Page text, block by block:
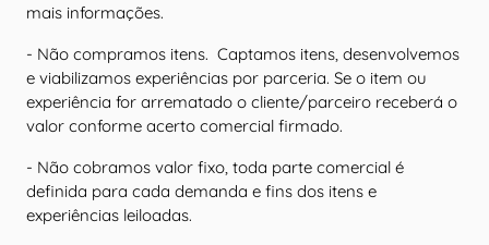
mais informações.
- Não compramos itens. Captamos itens, desenvolvemos
e viabilizamos experiências por parceria. Se o item ou
experiência for arrematado o cliente/parceiro receberá o
valor conforme acerto comercial firmado.
- Não cobramos valor fixo, toda parte comercial é
definida para cada demanda e fins dos itens e
experiências leiloadas.